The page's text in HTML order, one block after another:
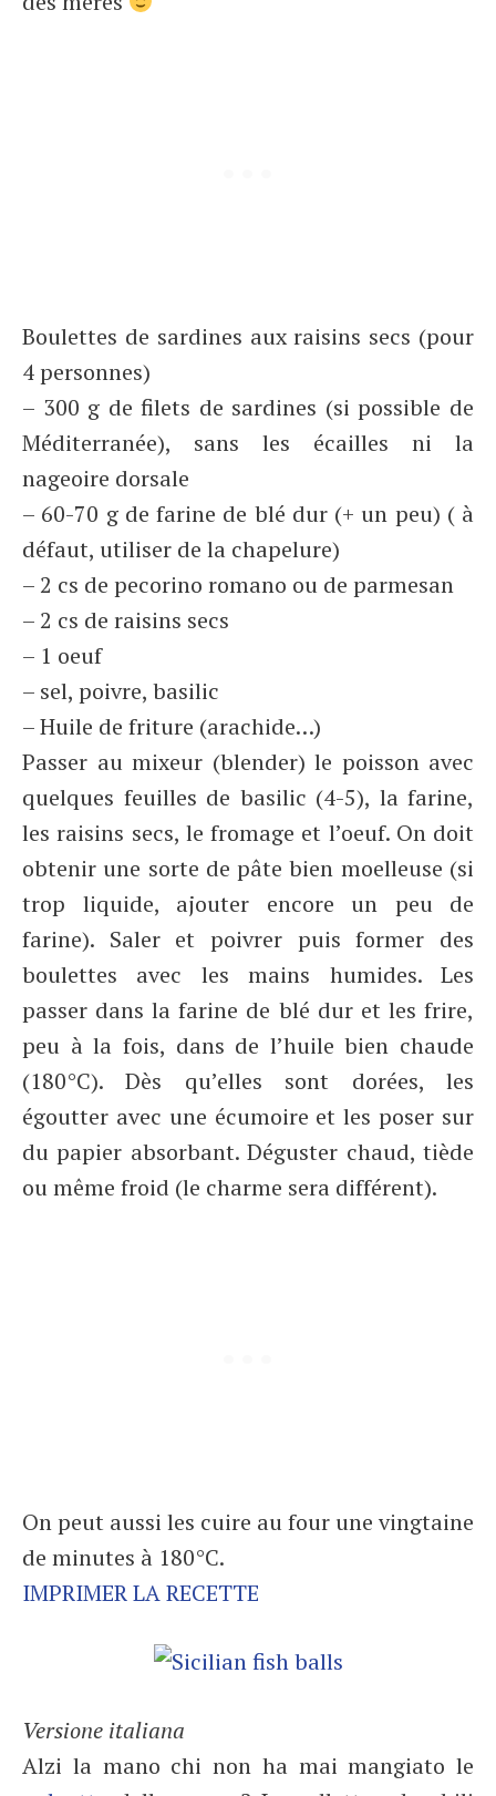
Boulettes de sardines aux raisins secs (pour
4 personnes)
– 300 g de filets de sardines (si possible de
Méditerranée), sans les écailles ni la
nageoire dorsale
– 60-70 g de farine de blé dur (+ un peu) ( à
défaut, utiliser de la chapelure)
– 2 cs de pecorino romano ou de parmesan
– 2 cs de raisins secs
– 1 oeuf
– sel, poivre, basilic
– Huile de friture (arachide…)
Passer au mixeur (blender) le poisson avec
quelques feuilles de basilic (4-5), la farine,
les raisins secs, le fromage et l’oeuf. On doit
obtenir une sorte de pâte bien moelleuse (si
trop liquide, ajouter encore un peu de
farine). Saler et poivrer puis former des
boulettes avec les mains humides. Les
passer dans la farine de blé dur et les frire,
peu à la fois, dans de l’huile bien chaude
(180°C). Dès qu’elles sont dorées, les
égoutter avec une écumoire et les poser sur
du papier absorbant. Déguster chaud, tiède
ou même froid (le charme sera différent).
On peut aussi les cuire au four une vingtaine
de minutes à 180°C.
IMPRIMER LA RECETTE
Versione italiana
Alzi la mano chi non ha mai mangiato le